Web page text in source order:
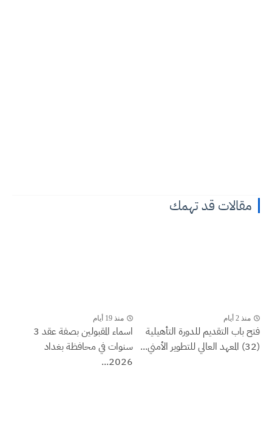
مقالات قد تهمك
منذ 2 أيام
فتح باب التقديم للدورة التأهيلية
(32) المعهد العالي للتطوير الأمني...
منذ 19 أيام
اسماء المقبولين بصفة عقد 3
سنوات في محافظة بغداد
2026...